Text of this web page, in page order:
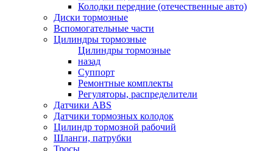
Колодки передние (отечественные авто)
Диски тормозные
Вспомогательные части
Цилиндры тормозные
Цилиндры тормозные
назад
Суппорт
Ремонтные комплекты
Регуляторы, распределители
Датчики ABS
Датчики тормозных колодок
Цилиндр тормозной рабочий
Шланги, патрубки
Тросы